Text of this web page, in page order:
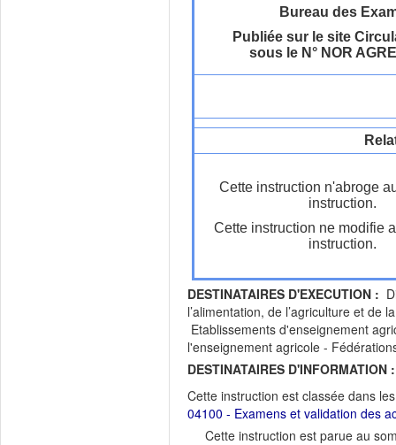
Bureau des
Publiée sur le site
sous le N° NOR
Cette instruction n'abroge
instruction.
Cette instruction ne modifie
instruction.
DESTINATAIRES D'EXECUTION :
l’alimentation, de l’agriculture et
Etablissements d'enseignement
l'enseignement agricole -
DESTINATAIRES D'INFORMATION :
Cette instruction est classée dans
04100 - Examens et validation des
Cette instruction est parue au